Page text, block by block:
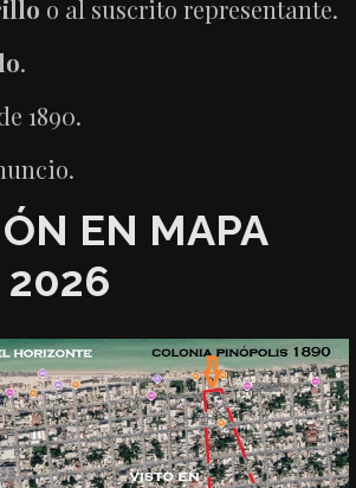
o al suscrito representante.
.
1890.
EN MAPA
2026